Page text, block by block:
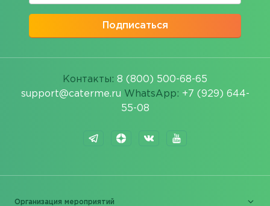
Подписаться
Контакты: 8 (800) 500-68-65
support@caterme.ru WhatsApp: +7 (929) 644-
55-08
Организация мероприятий